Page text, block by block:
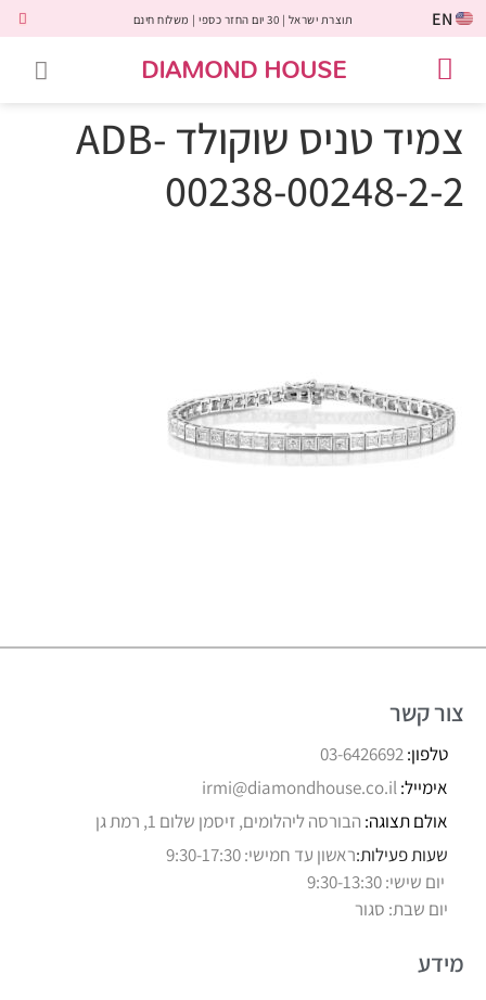
EN תוצרת ישראל | 30 יום החזר כספי | משלוח חינם
DIAMOND HOUSE
צמיד טניס שוקולד ADB-
00238-00248-2-2
צור קשר
טלפון:03-6426692
אימייל:irmi@diamondhouse.co.il
אולם תצוגה: הבורסה ליהלומים, זיסמן שלום 1, רמת גן
שעות פעילות:ראשון עד חמישי: 9:30-17:30
יום שישי: 9:30-13:30
יום שבת: סגור
מידע